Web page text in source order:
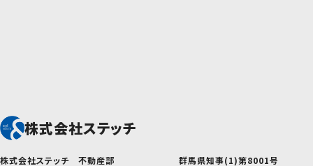
株式会社ステッチ
株式会社ステッチ 不動産部
群馬県知事(1)第8001号